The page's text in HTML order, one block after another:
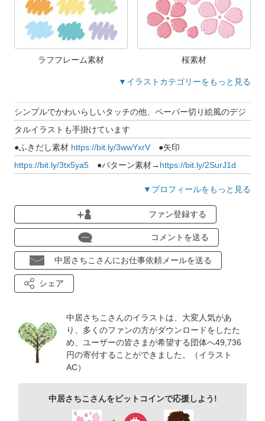
ラフフレーム素材 桜素材
▼イラストカテゴリーをもっと見る
シンプルでかわいらしいタッチの他、ペーパー切り絵風のデジ
タルイラストも手掛けています
●ふきだし素材 https://bit.ly/3wwYxrV ●矢印
https://bit.ly/3tx5ya5 ●パターン素材→ https://bit.ly/2SurJ1d
https://bit.ly/31V4Ll4
●水彩https://bit.ly/3JDigK7●クレヨン素材
→https://bit.ly/3n0Djgr●動物素材https://bit.ly/3yWTSi4
●ストライプ素材→
●フレームhttps://bit.ly/332JDNe
●テクスチャ
https://bit.ly/2HPNfbl●背景素材https://bit.ly/2KFhva9
https://bit.ly/3BK0gef
https://bit.ly/3e7pOG0
●フォトフレーム年賀状
▼プロフィールをもっと見る
ファン登録する
コメントを送る
中居さちこさんにお仕事依頼メールを送る
シェア
中居さちこさんのイラストは、大変人気があ
り、多くのファンの方がダウンロードをしたた
め、ユーザーの皆さまが希望する団体へ49,736
円の寄付することができました。（イラスト
AC）
中居さちこさんをビットコインで応援しよう!